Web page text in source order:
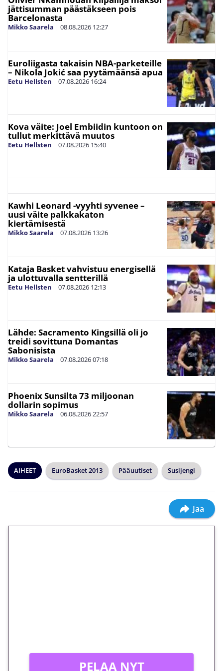
jättisumman päästäkseen pois
Barcelonasta
Mikko Saarela | 08.08.2026 12:27
Euroliigasta takaisin NBA-parketeille
– Nikola Jokić saa pyytämäänsä apua
Eetu Hellsten | 07.08.2026 16:24
Kova väite: Joel Embiidin kuntoon on
tullut merkittävä muutos
Eetu Hellsten | 07.08.2026 15:40
Kawhi Leonard -vyyhti syvenee –
uusi väite palkkakaton
kiertämisestä
Mikko Saarela | 07.08.2026 13:26
Kataja Basket vahvistuu energisellä
ja ulottuvalla sentterillä
Eetu Hellsten | 07.08.2026 12:13
Lähde: Sacramento Kingsillä oli jo
treidi sovittuna Domantas
Sabonisista
Mikko Saarela | 07.08.202607:18
Phoenix Sunsilta 73 miljoonan
dollarin sopimus
Mikko Saarela | 06.08.202622:57
AIHEET EuroBasket 2013 Pääuutiset Susijengi
Jaa
PELAA NYT